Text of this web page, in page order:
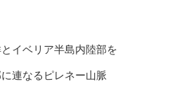
イベリア半島内陸部を
連なるピレネー山脈